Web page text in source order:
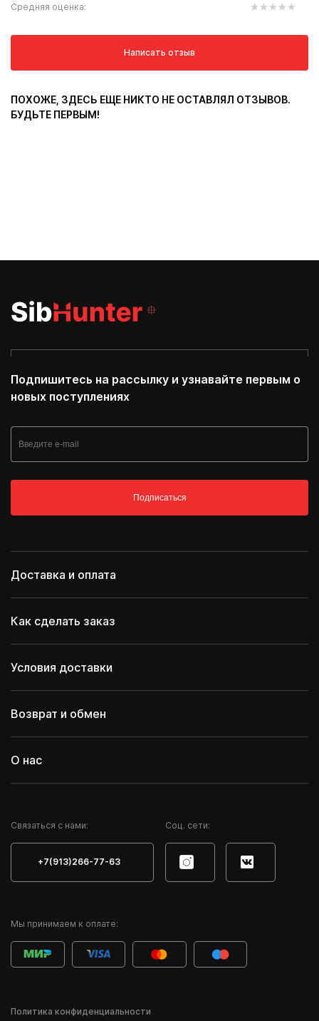
Средняя оценка:
Написать отзыв
ПОХОЖЕ, ЗДЕСЬ ЕЩЕ НИКТО НЕ ОСТАВЛЯЛ ОТЗЫВОВ.
БУДЬТЕ ПЕРВЫМ!
Подпишитесь на рассылку и узнавайте первым о
новых поступлениях
Подписаться
Доставка и оплата
Как сделать заказ
Условия доставки
Возврат и обмен
О нас
Мы принимаем к оплате:
Cвязаться с нами:
+7(913)266-77-63
Соц. сети:
Политика конфиденциальности